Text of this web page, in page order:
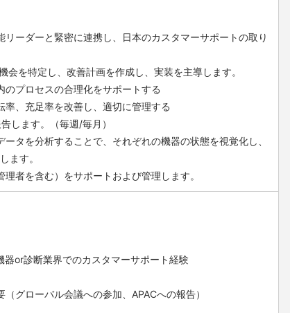
リーダーと緊密に連携し、日本のカスタマーサポートの取り
会を特定し、改善計画を作成し、実装を主導します。
のプロセスの合理化をサポートする
率、充足率を改善し、適切に管理する
します。（毎週/毎月）
タを分析することで、それぞれの機器の状態を視覚化し、
ます。
者を含む）をサポートおよび管理します。
器or診断業界でのカスタマーサポート経験
グローバル会議への参加、APACへの報告）